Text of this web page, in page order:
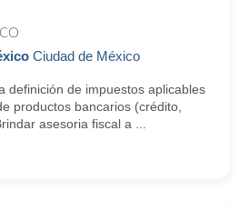
Ciudad de México
definición de impuestos aplicables
productos bancarios (crédito,
asesoria fiscal a ...